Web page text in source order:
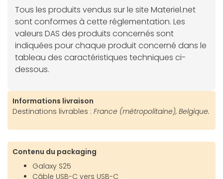
Tous les produits vendus sur le site Materiel.net
sont conformes à cette réglementation. Les
valeurs DAS des produits concernés sont
indiquées pour chaque produit concerné dans le
tableau des caractéristiques techniques ci-
dessous.
Informations livraison
Destinations livrables : France (métropolitaine), Belgique.
Contenu du packaging
Galaxy S25
Câble USB-C vers USB-C